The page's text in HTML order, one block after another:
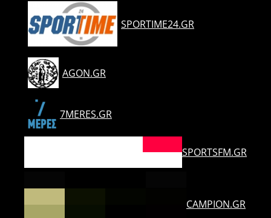
SPORTIME24.GR
AGON.GR
7MERES.GR
SPORTSFM.GR
CAMPION.GR